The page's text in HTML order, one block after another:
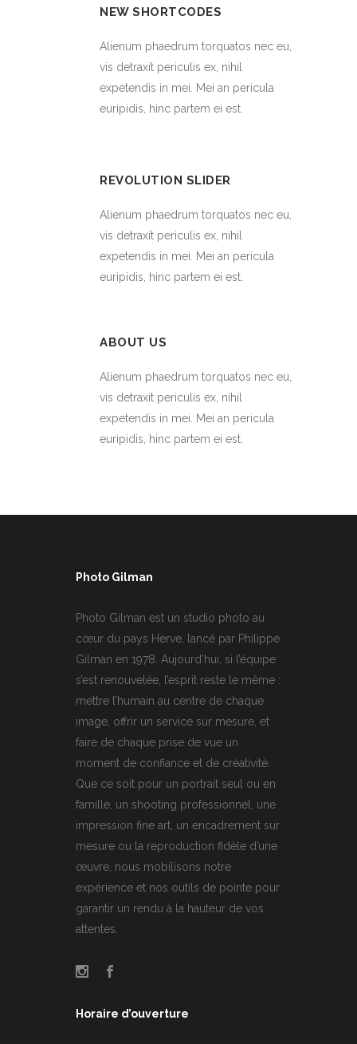
NEW SHORTCODES
Alienum phaedrum torquatos nec eu,
vis detraxit periculis ex, nihil
expetendis in mei. Mei an pericula
euripidis, hinc partem ei est.
REVOLUTION SLIDER
Alienum phaedrum torquatos nec eu,
vis detraxit periculis ex, nihil
expetendis in mei. Mei an pericula
euripidis, hinc partem ei est.
ABOUT US
Alienum phaedrum torquatos nec eu,
vis detraxit periculis ex, nihil
expetendis in mei. Mei an pericula
euripidis, hinc partem ei est.
Photo Gilman
Photo Gilman est un studio photo au
cœur du pays Herve, lancé par Philippe
Gilman en 1978. Aujourd’hui, si l’équipe
s’est renouvelée, l’esprit reste le même :
mettre l’humain au centre de chaque
image, offrir un service sur mesure, et
faire de chaque prise de vue un
moment de confiance et de créativité.
Que ce soit pour un portrait seul ou en
famille, un shooting professionnel, une
impression fine art, un encadrement sur
mesure ou la reproduction fidèle d’une
œuvre, nous mobilisons notre
expérience et nos outils de pointe pour
garantir un rendu à la hauteur de vos
attentes.
Horaire d’ouverture